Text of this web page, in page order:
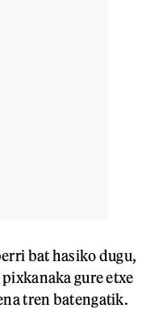
bat hasiko dugu,
gure etxe
tren batengatik.